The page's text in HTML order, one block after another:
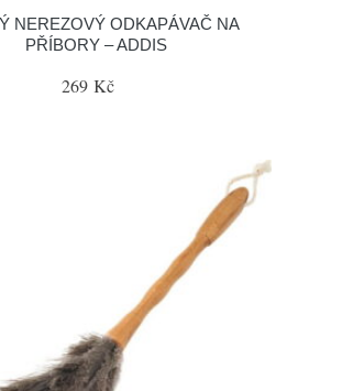
NEREZOVÝ ODKAPÁVAČ NA
PŘÍBORY – ADDIS
269 Kč